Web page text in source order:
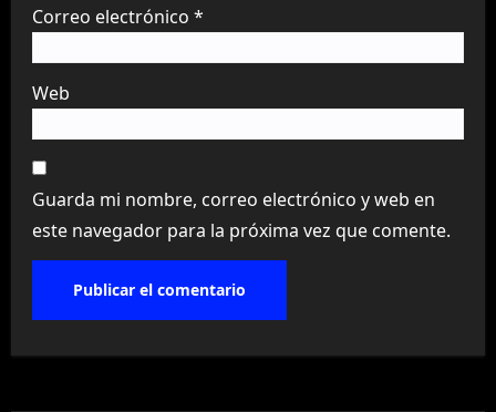
Correo electrónico *
Web
Guarda mi nombre, correo electrónico y web en
este navegador para la próxima vez que comente.